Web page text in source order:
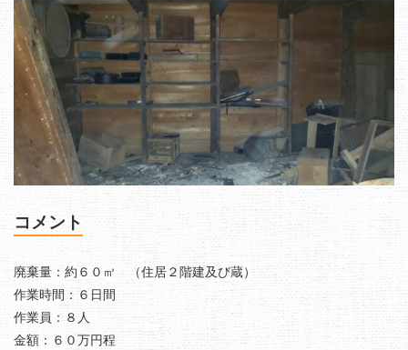
コメント
廃棄量：約６０㎥ （住居２階建及び蔵）
作業時間：６日間
作業員：８人
金額：６０万円程